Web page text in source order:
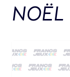
NOËL